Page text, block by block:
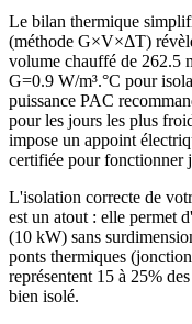
Le bilan thermique
(méthode G×V×ΔT)
volume chauffé de
G=0.9 W/m³.°C pour
puissance PAC
pour les jours les plus
impose un appoint
certifiée pour fonctionner
L'isolation correcte de
est un atout : elle permet
(10 kW) sans
ponts thermiques
représentent 15 à 25%
bien isolé.